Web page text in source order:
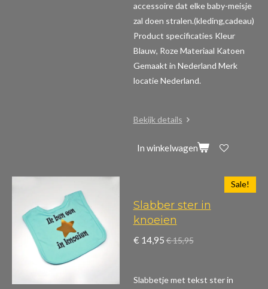
accessoire dat elke baby-meisje
zal doen stralen.(kleding,cadeau)
Product specificaties Kleur
Blauw, Roze Materiaal Katoen
Gemaakt in Nederland Merk
locatie Nederland.
Bekijk details
In winkelwagen
Sale!
Slabber ster in
knoeien
€ 14,95 € 15,95
Slabbetje met tekst ster in